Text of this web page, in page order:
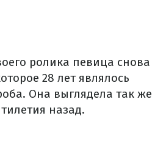
ролика певица снова
28 лет являлось
Она выглядела так же
назад.